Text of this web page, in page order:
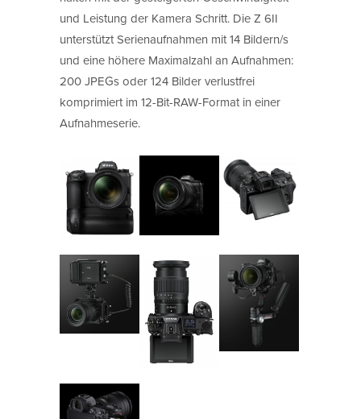
und Leistung der Kamera Schritt. Die Z 6II
unterstützt Serienaufnahmen mit 14 Bildern/s
und eine höhere Maximalzahl an Aufnahmen:
200 JPEGs oder 124 Bilder verlustfrei
komprimiert im 12-Bit-RAW-Format in einer
Aufnahmeserie.